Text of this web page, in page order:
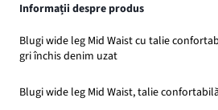
Informații despre produs
Blugi wide leg Mid Waist cu talie
gri închis denim uzat
Blugi wide leg Mid Waist, talie